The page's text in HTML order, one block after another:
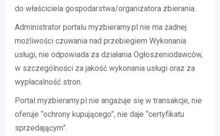
do właściciela gospodarstwa/organizatora zbierania.
Administrator portalu myzbieramy.pl nie ma żadnej
możliwości czuwania nad przebiegiem Wykonania
usługi, nie odpowiada za działania Ogłoszeniodawców,
w szczególności za jakość wykonania usługi oraz za
wypłacalność stron.
Portal myzbieramy.pl nie angażuje się w transakcje, nie
oferuje “ochrony kupującego”, nie daje “certyfikatu
sprzedającym”.